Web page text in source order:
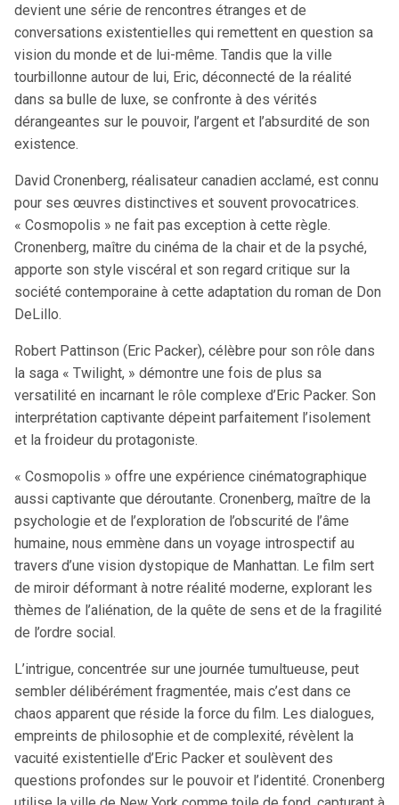
devient une série de rencontres étranges et de
conversations existentielles qui remettent en question sa
vision du monde et de lui-même. Tandis que la ville
tourbillonne autour de lui, Eric, déconnecté de la réalité
dans sa bulle de luxe, se confronte à des vérités
dérangeantes sur le pouvoir, l’argent et l’absurdité de son
existence.
David Cronenberg, réalisateur canadien acclamé, est connu
pour ses œuvres distinctives et souvent provocatrices.
« Cosmopolis » ne fait pas exception à cette règle.
Cronenberg, maître du cinéma de la chair et de la psyché,
apporte son style viscéral et son regard critique sur la
société contemporaine à cette adaptation du roman de Don
DeLillo.
Robert Pattinson (Eric Packer), célèbre pour son rôle dans
la saga « Twilight, » démontre une fois de plus sa
versatilité en incarnant le rôle complexe d’Eric Packer. Son
interprétation captivante dépeint parfaitement l’isolement
et la froideur du protagoniste.
« Cosmopolis » offre une expérience cinématographique
aussi captivante que déroutante. Cronenberg, maître de la
psychologie et de l’exploration de l’obscurité de l’âme
humaine, nous emmène dans un voyage introspectif au
travers d’une vision dystopique de Manhattan. Le film sert
de miroir déformant à notre réalité moderne, explorant les
thèmes de l’aliénation, de la quête de sens et de la fragilité
de l’ordre social.
L’intrigue, concentrée sur une journée tumultueuse, peut
sembler délibérément fragmentée, mais c’est dans ce
chaos apparent que réside la force du film. Les dialogues,
empreints de philosophie et de complexité, révèlent la
vacuité existentielle d’Eric Packer et soulèvent des
questions profondes sur le pouvoir et l’identité. Cronenberg